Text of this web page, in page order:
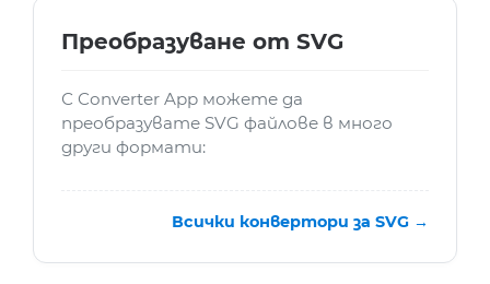
Преобразуване от SVG
С Converter App можете да
преобразувате SVG файлове в много
други формати:
Всички конвертори за SVG →